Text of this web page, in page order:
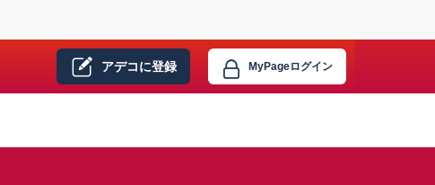
アデコに登録 MyPageログイン